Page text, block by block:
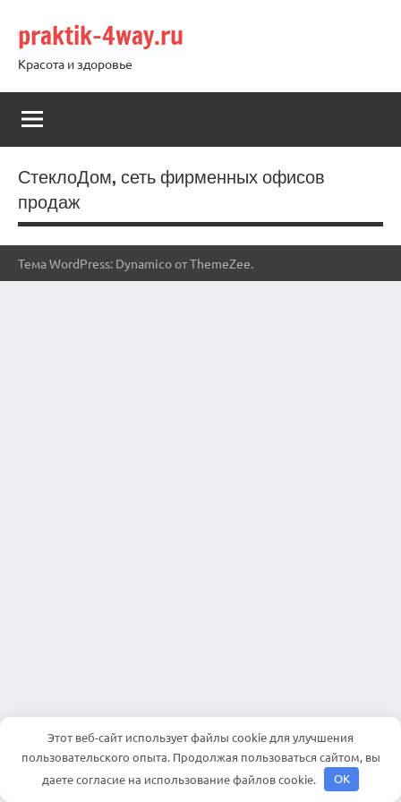
содержимому
praktik-4way.ru
Красота и здоровье
СтеклоДом, сеть фирменных офисов
продаж
Тема WordPress: Dynamico от ThemeZee.
Этот веб-сайт использует файлы cookie для улучшения
пользовательского опыта. Продолжая пользоваться сайтом, вы
даете согласие на использование файлов cookie.
OK